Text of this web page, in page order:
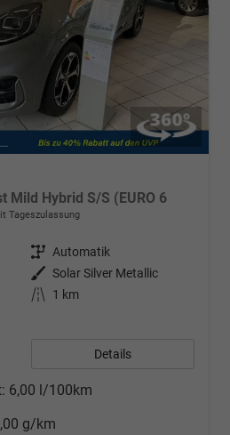
Mild Hybrid S/S (EURO 6
Tageszulassung
Getriebe Automatik
Außenfarbe Solar Silver Metallic
Kilometerstand
1 km
Details
6,00 l/100km
g/km